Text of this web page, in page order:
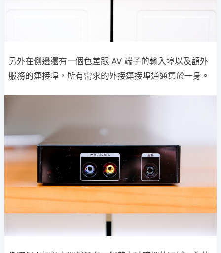
另外在側邊還有一個色差跟 AV 端子的輸入埠以及額外
服務的連接埠，所有需求的外接連接埠通通集於一身。